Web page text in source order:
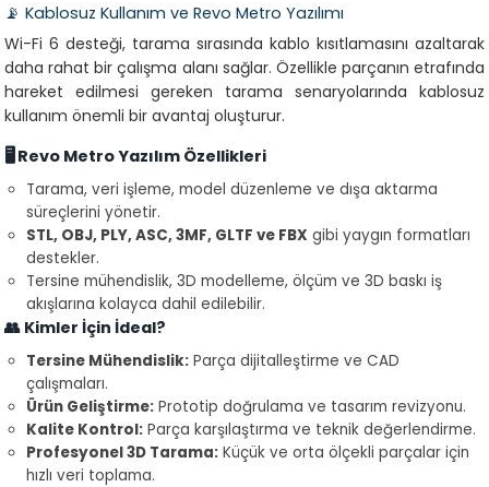
📡 Kablosuz Kullanım ve Revo Metro Yazılımı
Wi-Fi 6 desteği, tarama sırasında kablo kısıtlamasını azaltarak
daha rahat bir çalışma alanı sağlar. Özellikle parçanın etrafında
hareket edilmesi gereken tarama senaryolarında kablosuz
kullanım önemli bir avantaj oluşturur.
🖥️ Revo Metro Yazılım Özellikleri
Tarama, veri işleme, model düzenleme ve dışa aktarma
süreçlerini yönetir.
STL, OBJ, PLY, ASC, 3MF, GLTF ve FBX gibi yaygın formatları
destekler.
Tersine mühendislik, 3D modelleme, ölçüm ve 3D baskı iş
akışlarına kolayca dahil edilebilir.
👥 Kimler İçin İdeal?
Tersine Mühendislik: Parça dijitalleştirme ve CAD
çalışmaları.
Ürün Geliştirme: Prototip doğrulama ve tasarım revizyonu.
Kalite Kontrol: Parça karşılaştırma ve teknik değerlendirme.
Profesyonel 3D Tarama: Küçük ve orta ölçekli parçalar için
hızlı veri toplama.